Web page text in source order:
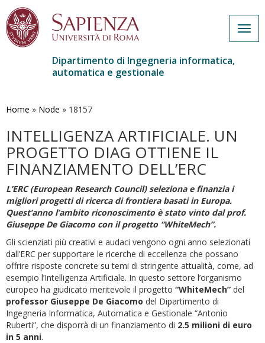
contenuto
Dipartimento di Ingegneria informatica,
automatica e gestionale
Home » Node » 18157
INTELLIGENZA ARTIFICIALE. UN
PROGETTO DIAG OTTIENE IL
FINANZIAMENTO DELL’ERC
L’ERC (European Research Council) seleziona e finanzia i
migliori progetti di ricerca di frontiera basati in Europa.
Quest’anno l’ambito riconoscimento è stato vinto dal prof.
Giuseppe De Giacomo con il progetto “WhiteMech”.
Gli scienziati più creativi e audaci vengono ogni anno selezionati
dall’ERC per supportare le ricerche di eccellenza che possano
offrire risposte concrete su temi di stringente attualità, come, ad
esempio l’Intelligenza Artificiale. In questo settore l’organismo
europeo ha giudicato meritevole il progetto “WhiteMech” del
professor Giuseppe De Giacomo del Dipartimento di
Ingegneria Informatica, Automatica e Gestionale “Antonio
Ruberti”, che disporrà di un finanziamento di 2.5 milioni di euro
in 5 anni.